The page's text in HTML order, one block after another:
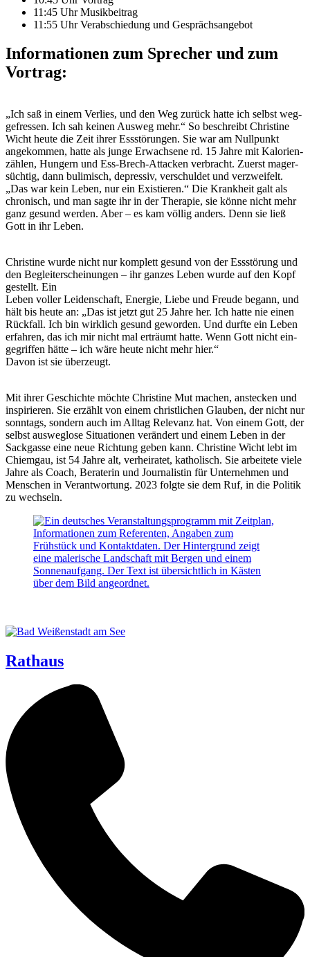
11:45 Uhr Musikbeitrag
11:55 Uhr Ver­ab­schie­dung und Gesprächsangebot
Infor­ma­tio­nen zum Spre­cher und zum
Vortrag:
„Ich saß in einem Ver­lies, und den Weg zurück hat­te ich selbst weg­
ge­fres­sen. Ich sah kei­nen Aus­weg mehr.“ So beschreibt Chris­ti­ne
Wicht heu­te die Zeit ihrer Ess­stö­run­gen. Sie war am Null­punkt
ange­kom­men, hat­te als jun­ge Erwach­se­ne rd. 15 Jah­re mit Kalo­rien­
zäh­len, Hun­gern und Ess-Brech-Atta­cken ver­bracht. Zuerst mager­
süch­tig, dann buli­misch, depres­siv, ver­schul­det und ver­zwei­felt.
„Das war kein Leben, nur ein Exis­tie­ren.“ Die Krank­heit galt als
chro­nisch, und man sag­te ihr in der The­ra­pie, sie kön­ne nicht mehr
ganz gesund wer­den. Aber – es kam völ­lig anders. Denn sie ließ
Gott in ihr Leben.
Chris­ti­ne wur­de nicht nur kom­plett gesund von der Ess­stö­rung und
den Begleit­erschei­nun­gen – ihr gan­zes Leben wur­de auf den Kopf
gestellt. Ein
Leben vol­ler Lei­den­schaft, Ener­gie, Lie­be und Freu­de begann, und
hält bis heu­te an: „Das ist jetzt gut 25 Jah­re her. Ich hat­te nie einen
Rück­fall. Ich bin wirk­lich gesund gewor­den. Und durf­te ein Leben
erfah­ren, das ich mir nicht mal erträumt hat­te. Wenn Gott nicht ein­
ge­grif­fen hät­te – ich wäre heu­te nicht mehr hier.“
Davon ist sie überzeugt.
Mit ihrer Geschich­te möch­te Chris­ti­ne Mut machen, anste­cken und
inspi­rie­ren. Sie erzählt von einem christ­li­chen Glau­ben, der nicht nur
sonn­tags, son­dern auch im All­tag Rele­vanz hat. Von einem Gott, der
selbst aus­weg­lo­se Situa­tio­nen ver­än­dert und einem Leben in der
Sack­gas­se eine neue Rich­tung geben kann. Chris­ti­ne Wicht lebt im
Chiem­gau, ist 54 Jah­re alt, ver­hei­ra­tet, katho­lisch. Sie arbei­te­te vie­le
Jah­re als Coach, Bera­te­rin und Jour­na­lis­tin für Unter­neh­men und
Men­schen in Ver­ant­wor­tung. 2023 folg­te sie dem Ruf, in die Poli­tik
zu wechseln.
Rathaus